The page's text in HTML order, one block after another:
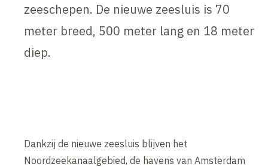
zeeschepen. De nieuwe zeesluis is 70
meter breed, 500 meter lang en 18 meter
diep.
Wijzig cookie instellingen
Dankzij de nieuwe zeesluis blijven het
Noordzeekanaalgebied, de havens van Amsterdam